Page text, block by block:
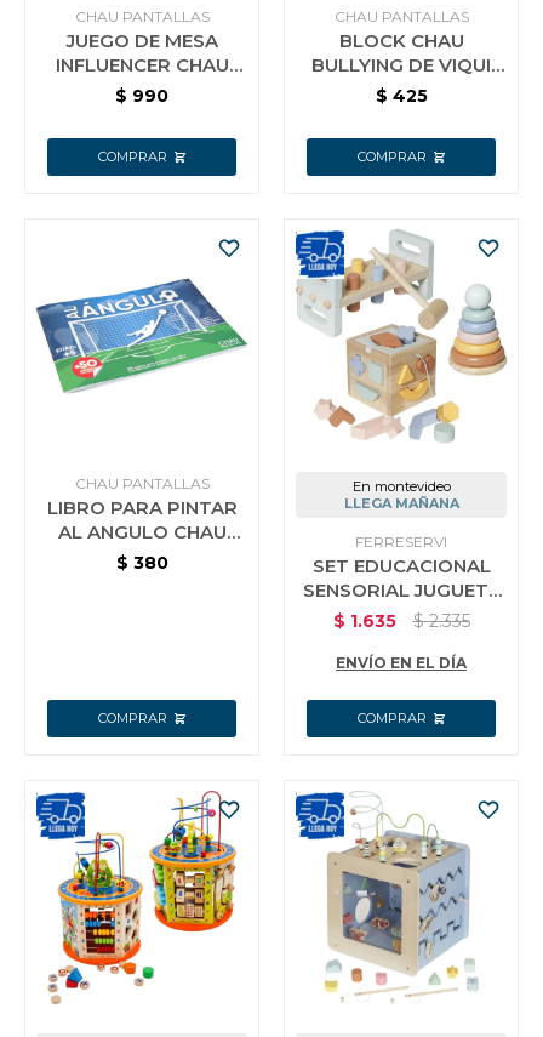
CHAU PANTALLAS
JUEGO DE MESA
INFLUENCER CHAU
PANTALLAS
$ 990
CHAU PANTALLAS
BLOCK CHAU
BULLYING DE VIQUI
DURAN. SERIE CHAU
CHAU PANTALLA
$ 425
CHAU PANTALLAS
LIBRO PARA PINTAR
AL ANGULO CHAU
PANTALLA
$ 380
En montevideo
LLEGA MAÑANA
FERRESERVI
SET EDUCACIONAL
SENSORIAL JUGUETE
CUBO + TORRE +
$ 1.635 $ 2.335
ENVÍO EN EL DÍA